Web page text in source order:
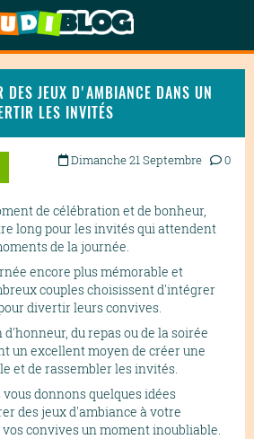
DES JEUX D'AMBIANCE DANS UN
LES INVITÉS
Dimanche 21 Septembre 0
de célébration et de bonheur,
long pour les invités qui attendent
de la journée.
encore plus mémorable et
couples choisissent d'intégrer
divertir leurs convives.
d'honneur, du repas ou de la soirée
un excellent moyen de créer une
et de rassembler les invités.
donnons quelques idées
des jeux d'ambiance à votre
convives un moment inoubliable.